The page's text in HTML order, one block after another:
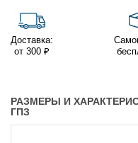
Доставка:
от 300 ₽
РАЗМЕРЫ И
ГПЗ